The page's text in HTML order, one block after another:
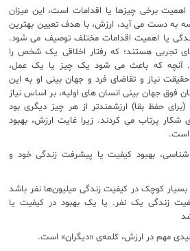
برخی چیزها یا اقدامات است، این میزان
به دست می آید، ارزش، با هدف تعیین بهترین
یا اهمیت اقدامات مختلف توصیف می شود.
تجربی هستند؛ که رفتار اخلاقی یک شخص را
آنچه که باعث می شود یک چیز یا یک عمل،
حقیقت نیاز و تقاضای فرد و جهان بینی او به این
فوق جهان بینی انسان های اولیه، بر اساس نیاز
حفظ بقا) ارزشمندتر از هر چیز دیگری بود
شکار پرتاب می کردند. زیرا غایت ارزش، بهبود
است.
بهبود کیفیت یا پیشرفت زندگی خود و
کوچک در کیفیت زندگی میلیون‌ها نفر باشد
زندگی یک نفر. یا یک بهبود در کیفیت یا
مهم در ارزش، کلمه‌‌ی «دیگران» است.